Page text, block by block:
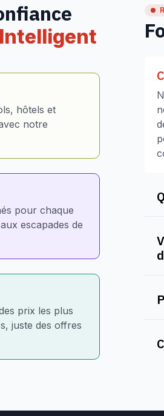
hôtels et
notre
pour chaque
escapades de
prix les plus
juste des offres